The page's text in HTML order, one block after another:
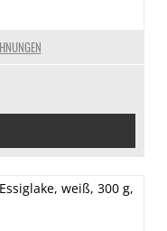
weiß, 300 g,